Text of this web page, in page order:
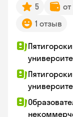
5
1 отзыв